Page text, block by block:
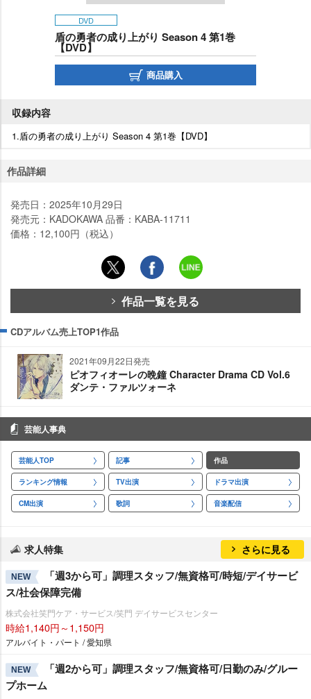
DVD
盾の勇者の成り上がり Season 4 第1巻
【DVD】
商品購入
収録内容
1.盾の勇者の成り上がり Season 4 第1巻【DVD】
作品詳細
発売日：2025年10月29日
発売元：KADOKAWA 品番：KABA-11711
価格：12,100円（税込）
作品一覧を見る
CDアルバム売上TOP1作品
2021年09月22日発売
ピオフィオーレの晩鐘 Character Drama CD Vol.6
ダンテ・ファルツォーネ
芸能人事典
芸能人TOP 記事 作品
ランキング情報 TV出演 ドラマ出演
CM出演 歌詞 音楽配信
求人特集 さらに見る
NEW
「週3から可」調理スタッフ/無資格可/時短/デイサービ
ス/社会保障完備
株式会社笑門ケア・サービス/笑門 デイサービスセンター
時給1,140円～1,150円
アルバイト・パート / 愛知県
NEW
「週2から可」調理スタッフ/無資格可/日勤のみ/グルー
プホーム